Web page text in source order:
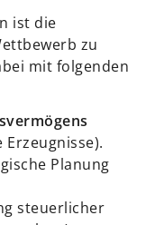
ist die
zu
mit folgenden
Planung
steuerlicher